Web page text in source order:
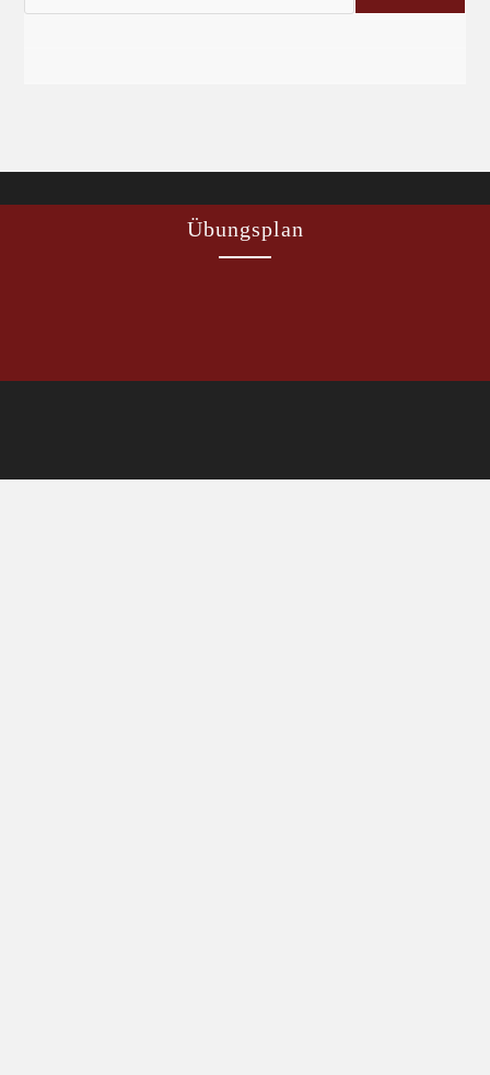
Übungsplan